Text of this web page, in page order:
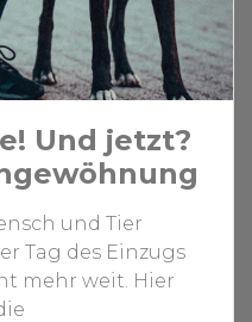
Und jetzt?
und Tier
Tag des Einzugs
mehr weit. Hier